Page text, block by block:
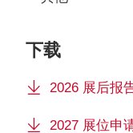
下载
2026 展后报
2027 展位申